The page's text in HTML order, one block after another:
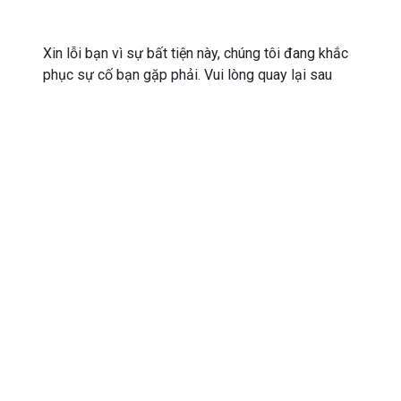
Xin lỗi bạn vì sự bất tiện này, chúng tôi đang khắc
phục sự cố bạn gặp phải. Vui lòng quay lại sau